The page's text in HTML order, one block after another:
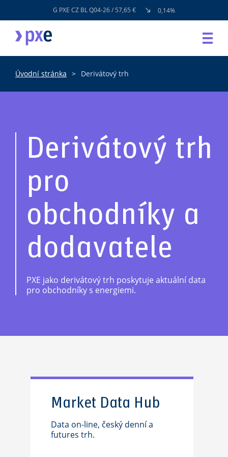
G PXE CZ BL Q04-26 / 57,65 € 0,14%
Úvodní stránka Derivátový trh
Derivátový trh
pro
obchodníky a
dodavatele
PXE jako derivátový trh poskytuje aktuální data
pro obchodníky s energiemi.
Market Data Hub
Data on-line, český denní a
futures trh.